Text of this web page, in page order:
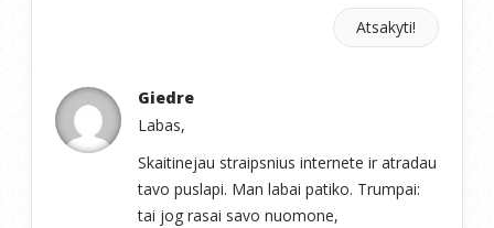
Atsakyti!
Giedre
Labas,
Skaitinejau straipsnius internete ir atradau
tavo puslapi. Man labai patiko. Trumpai:
tai jog rasai savo nuomone,